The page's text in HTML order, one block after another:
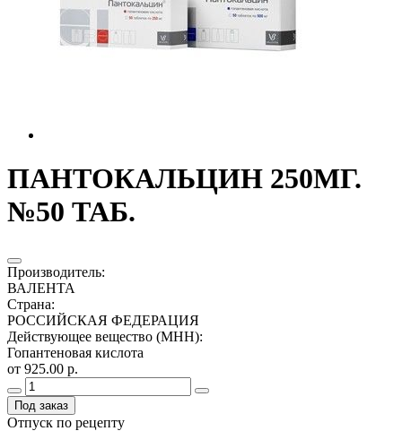
ПАНТОКАЛЬЦИН 250МГ.
№50 ТАБ.
Производитель:
ВАЛЕНТА
Страна:
РОССИЙСКАЯ ФЕДЕРАЦИЯ
Действующее вещество (МНН):
Гопантеновая кислота
от 925.00 р.
Под заказ
Отпуск по рецепту